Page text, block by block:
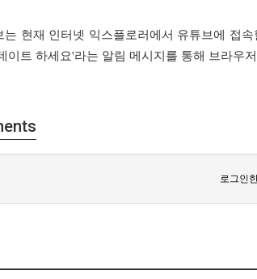
는 현재 인터넷 익스플로러에서 유튜브에 접속
이트 하세요'라는 알림 메시지를 통해 브라우
로그인